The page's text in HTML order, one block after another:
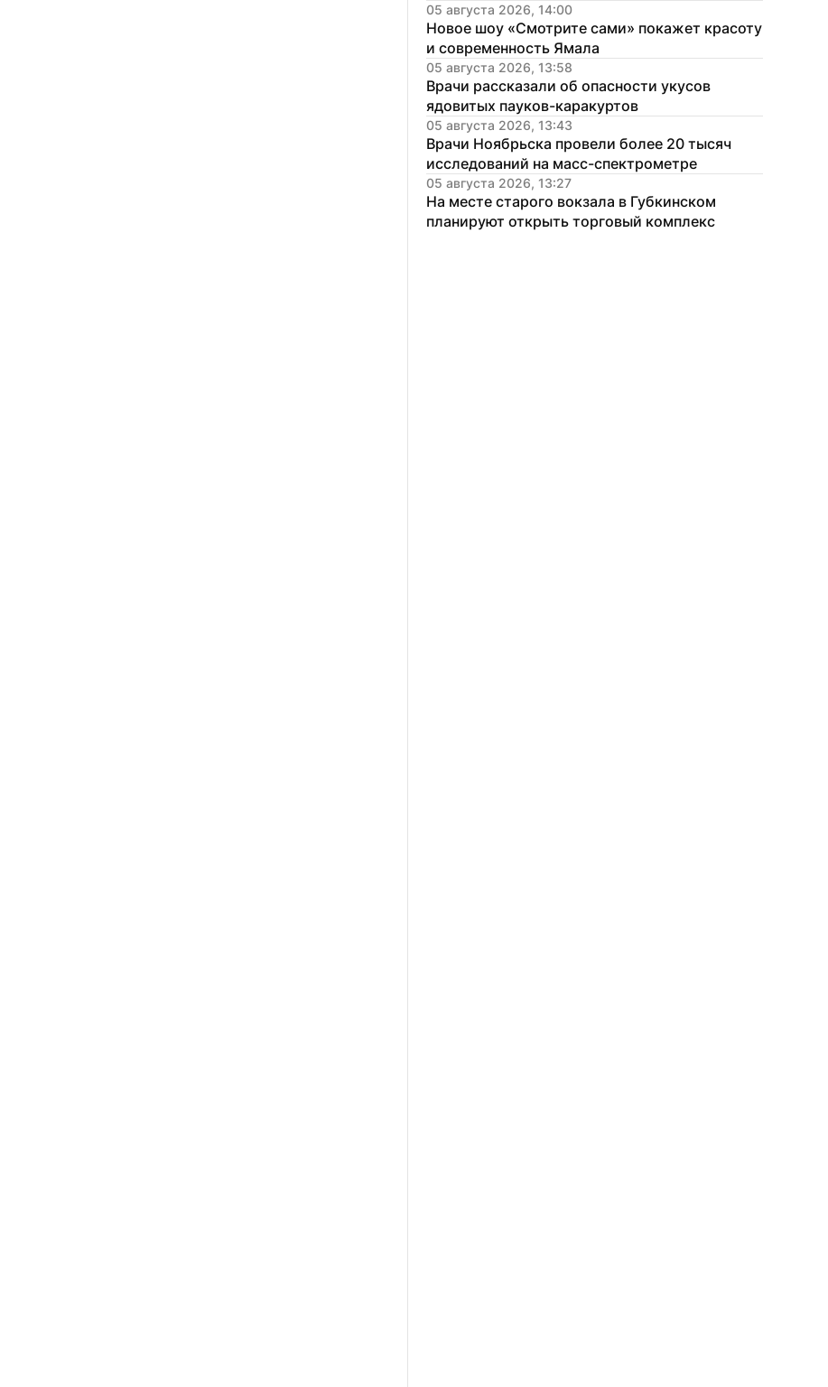
05 августа 2026, 14:00
Новое шоу «Смотрите сами» покажет красоту
и современность Ямала
05 августа 2026, 13:58
Врачи рассказали об опасности укусов
ядовитых пауков-каракуртов
05 августа 2026, 13:43
Врачи Ноябрьска провели более 20 тысяч
исследований на масс-спектрометре
05 августа 2026, 13:27
На месте старого вокзала в Губкинском
планируют открыть торговый комплекс